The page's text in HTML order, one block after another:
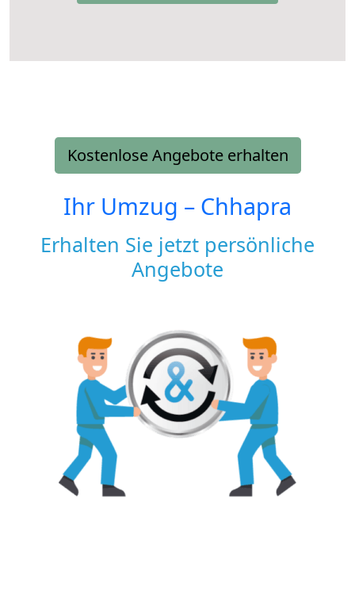
Kostenlose Angebote erhalten
Ihr Umzug – Chhapra
Erhalten Sie jetzt persönliche
Angebote